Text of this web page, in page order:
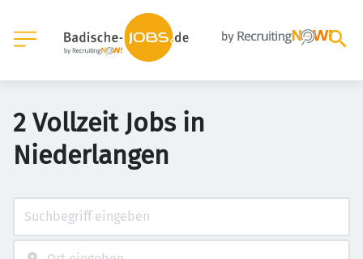
2 Vollzeit Jobs in
Niederlangen